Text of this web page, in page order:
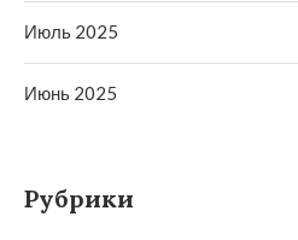
Июль 2025
Июнь 2025
Рубрики